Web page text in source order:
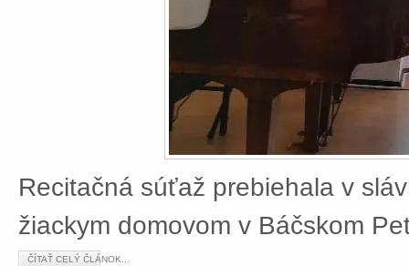
Recitačná súťaž prebiehala v
žiackym domovom v Báčskom
ČÍTAŤ CELÝ ČLÁNOK...